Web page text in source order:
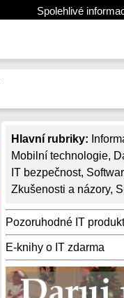
Spolehlivé
Hlavní rubriky:
Mobilní technologie,
IT bezpečnost,
Zkušenosti a názory,
Pozoruhodné IT
E-knihy o IT zdarma